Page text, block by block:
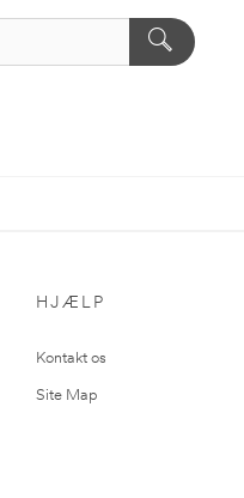
HJÆLP
Kontakt os
Site Map